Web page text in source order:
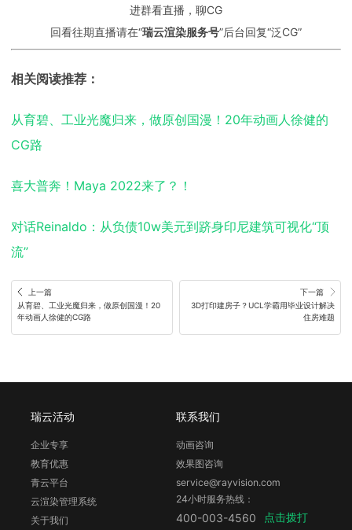
进群看直播，聊CG
回看往期直播请在“瑞云渲染服务号”后台回复“泛CG”
相关阅读推荐：
从育碧、工业光魔归来，做原创国漫！20年动画人徐健的
CG路
喜大普奔！Maya 2022来了？！
对话Reinaldo：从负债10w美元到跻身印尼建筑可视化“顶
流”
上一篇
从育碧、工业光魔归来，做原创国漫！20
年动画人徐健的CG路
下一篇
3D打印建房子？UCL学霸用毕业设计解决
住房难题
瑞云活动
企业专享
教育优惠
青云平台
云渲染管理系统
关于我们
联系我们
动画咨询
效果图咨询
service@rayvision.com
24小时服务热线：
400-003-4560 点击拨打